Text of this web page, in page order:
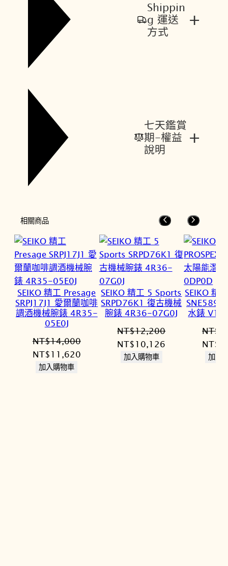
Shippin
g 運送
方式
+
七天鑑賞
期-權益
說明
+
相關商品
SEIKO 精工 Presage
SRPJ17J1 愛爾蘭咖啡
調酒機械腕錶 4R35-
05E0J
NT$14,000
原
始
NT$11,620目
加入購物車
SEIKO 精工 5 Sports
SRPD76K1 復古機械
腕錶 4R36-07G0J
NT$12,200
原
始
NT$10,126
加入購物車
SEIKO 精
水錶
NT$
原
始
NT$
加入